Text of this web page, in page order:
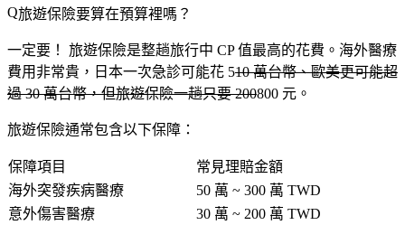
旅遊保險要算在預算裡嗎？
一定要！
旅遊保險是整趟旅行中 CP 值最高的花費。海外醫療
費用非常貴，日本一次急診可能花 510 萬台幣、歐美更可能超
過 30 萬台幣，但旅遊保險一趟只要 200800 元。
旅遊保險通常包含以下保障：
保障項目
常見理賠金額
海外突發疾病醫療
50 萬 ~ 300 萬 TWD
意外傷害醫療
30 萬 ~ 200 萬 TWD